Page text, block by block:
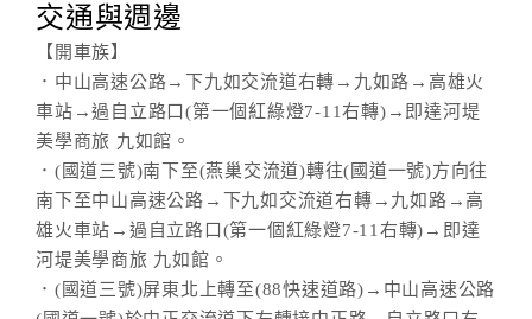
交通與週邊
【開車族】
．中山高速公路→下九如交流道右轉→九如路→高雄火
車站→過自立路口(第一個紅綠燈7-11右轉)→即達河堤
美學商旅 九如館。
．(國道三號)南下至(燕巢交流道)轉往(國道一號)方向往
南下至中山高速公路→下九如交流道右轉→九如路→高
雄火車站→過自立路口(第一個紅綠燈7-11右轉)→即達
河堤美學商旅 九如館。
．(國道三號)屏東北上轉至(88快速道路)→中山高速公路